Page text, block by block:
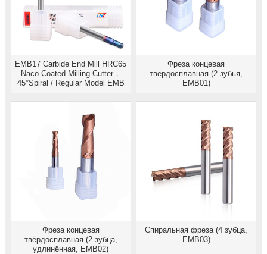
EMB17 Carbide End Mill HRC65
Naco-Coated Milling Cutter，
45°Spiral / Regular Model EMB
Фреза концевая
твёрдосплавная (2 зубья,
EMB01)
Фреза концевая
твёрдосплавная (2 зубца,
удлинённая, EMB02)
Спиральная фреза (4 зубца,
EMB03)